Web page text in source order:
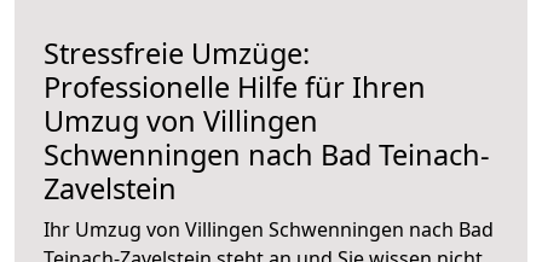
Stressfreie Umzüge:
Professionelle Hilfe für Ihren
Umzug von Villingen
Schwenningen nach Bad Teinach-
Zavelstein
Ihr Umzug von Villingen Schwenningen nach Bad